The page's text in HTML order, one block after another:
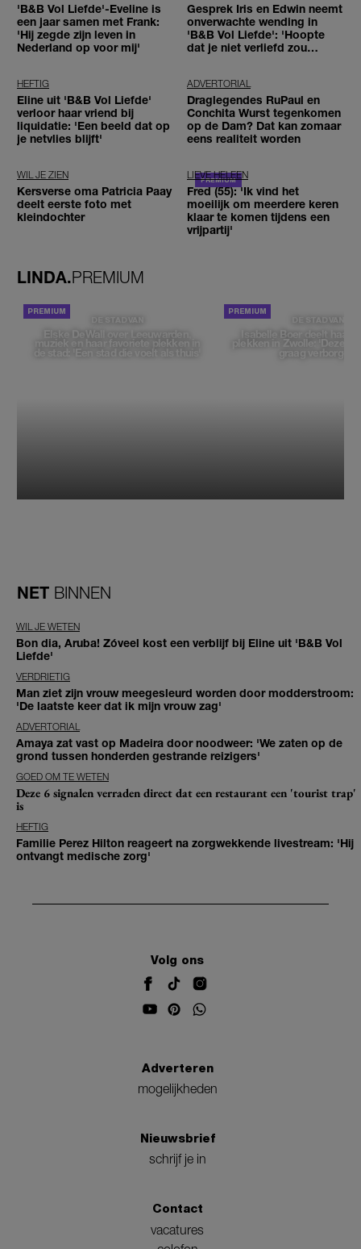
'B&B Vol Liefde'-Eveline is
een jaar samen met Frank:
'Hij zegde zijn leven in
Nederland op voor mij'
Gesprek Iris en Edwin neemt
onverwachte wending in
'B&B Vol Liefde': 'Hoopte
dat je niet verliefd zou
HEFTIG
Eline uit 'B&B Vol Liefde'
verloor haar vriend bij
liquidatie: 'Een beeld dat op
je netvlies blijft'
ADVERTORIAL
Draglegendes RuPaul en
Conchita Wurst tegenkomen
op de Dam? Dat kan zomaar
eens realiteit worden
WIL JE ZIEN
Kersverse oma Patricia Paay
deelt eerste foto met
kleindochter
LIEVE HELEEN
Fred (55): 'Ik vind het
moeilijk om meerdere keren
klaar te komen tijdens een
vrijpartij'
LINDA.PREMIUM
DE STAD VAN
Elske DeWall over Leeuwarden,
muziek en haar favoriete plekken in
de stad: 'Een stad die voelt als thuis'
DE STAD VAN
Isabelle Boer deelt haar
plekken in Zwolle: 'Deze
graag verborgen'
NET BINNEN
WIL JE WETEN
Bon dia, Aruba! Zóveel kost een verblijf bij Eline uit 'B&B Vol
Liefde'
VERDRIETIG
Man ziet zijn vrouw meegesleurd worden door modderstroom:
'De laatste keer dat ik mijn vrouw zag'
ADVERTORIAL
Amaya zat vast op Madeira door noodweer: 'We zaten op de
grond tussen honderden gestrande reizigers'
GOED OM TE WETEN
Deze 6 signalen verraden direct dat een restaurant een 'tourist trap'
is
HEFTIG
Familie Perez Hilton reageert na zorgwekkende livestream: 'Hij
ontvangt medische zorg'
Volg ons
Adverteren
mogelijkheden
Nieuwsbrief
schrijf je in
Contact
vacatures